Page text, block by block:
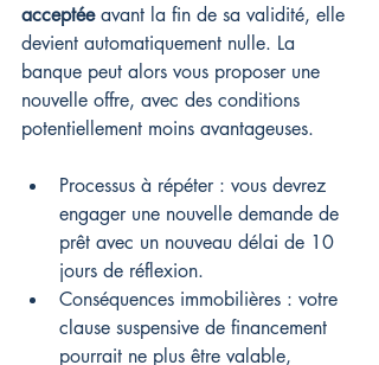
acceptée avant la fin de sa validité, elle
devient automatiquement nulle. La
banque peut alors vous proposer une
nouvelle offre, avec des conditions
potentiellement moins avantageuses.
Processus à répéter : vous devrez
engager une nouvelle demande de
prêt avec un nouveau délai de 10
jours de réflexion.
Conséquences immobilières : votre
clause suspensive de financement
pourrait ne plus être valable,